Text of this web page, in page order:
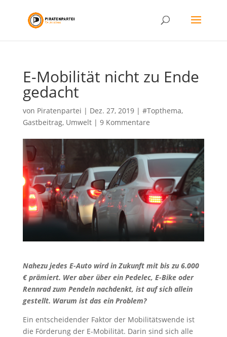
E-Mobilität nicht zu Ende
gedacht
von Piratenpartei | Dez. 27, 2019| #Topthema,
Gastbeitrag, Umwelt| 9 Kommentare
Nahezu jedes E-Auto wird in Zukunft mit bis zu 6.000
€ prämiert. Wer aber über ein Pedelec, E-Bike oder
Rennrad zum Pendeln nachdenkt, ist auf sich allein
gestellt. Warum ist das ein Problem?
Ein entscheidender Faktor der Mobilitätswende ist
die Förderung der E-Mobilität. Darin sind sich alle